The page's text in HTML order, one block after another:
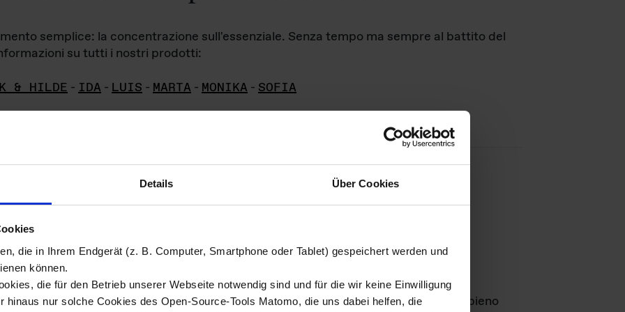
Details Über Cookies
die in Ihrem Endgerät (z. B. Computer, Smartphone oder Tablet) gespeichert werden und
können.
die für den Betrieb unserer Webseite notwendig sind und für die wir keine Einwilligung
hinaus nur solche Cookies des Open-Source-Tools Matomo, die uns dabei helfen, die
semplice: la concentrazione sull'essenziale. Senza tempo ma sempre al battito del
su tutti i nostri prodotti:
& HILDE - IDA - LUIS - MARTA - MONIKA - SOFIA
di immagini
materiale fotografico sono detenuti daDas ganze LebenGmbH e rimangono in pieno